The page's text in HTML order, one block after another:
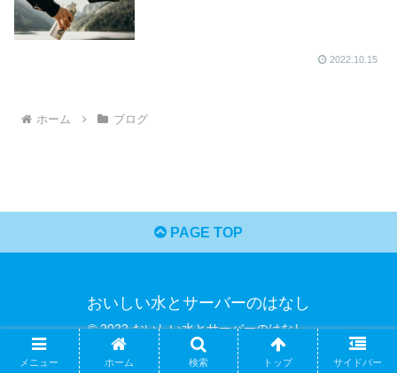
2022.10.15
ホーム ブログ
PAGE TOP
おいしい水とサーバーのはなし
© 2022 おいしい水とサーバーのはなし.
メニュー ホーム 検索 トップ サイドバー